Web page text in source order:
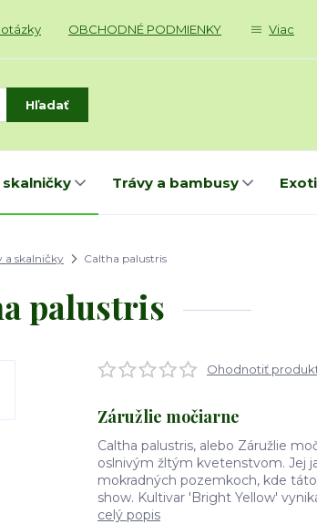
otázky OBCHODNÉ PODMIENKY Viac
Hľadať
Trávy a bambusy
a skalničky Caltha palustris
palustris
Ohodnotiť
Záružlie močiarne
Caltha palustris, alebo Záružlie
oslnivým žltým kvetenstvom. Jej
mokradných pozemkoch, kde
show. Kultivar 'Bright Yellow'
celý popis